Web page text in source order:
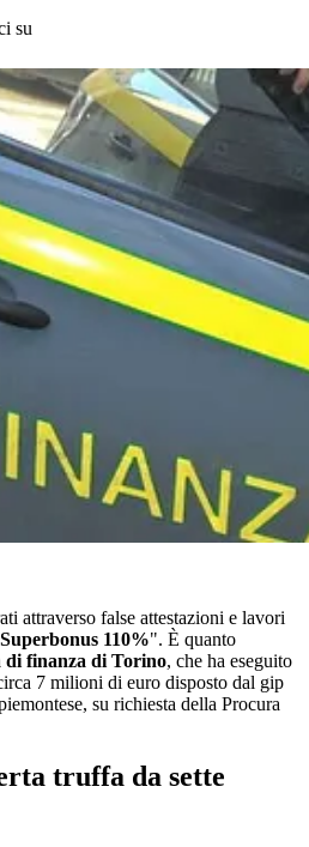
su
attraverso false attestazioni e lavori
Superbonus 110%". È quanto
di finanza di Torino, che ha eseguito
7 milioni di euro disposto dal gip
su richiesta della Procura
truffa da sette